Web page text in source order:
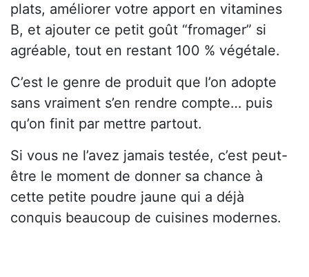
plats, améliorer votre apport en vitamines
B, et ajouter ce petit goût “fromager” si
agréable, tout en restant 100 % végétale.
C’est le genre de produit que l’on adopte
sans vraiment s’en rendre compte… puis
qu’on finit par mettre partout.
Si vous ne l’avez jamais testée, c’est peut-
être le moment de donner sa chance à
cette petite poudre jaune qui a déjà
conquis beaucoup de cuisines modernes.